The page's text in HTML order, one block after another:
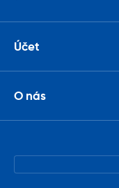
Účet
O nás